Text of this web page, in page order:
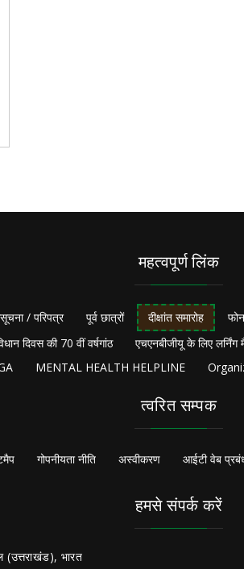
महत्वपूर्ण लिंक
/ परिपत्र पूर्व छात्रों दीक्षांत समारोह
दिवस की 70 वीं वर्षगांठ एचएनबीजीयू के लिए
MENTAL HEALTH HELPLINE
त्वरित सम्पक
गोपनीयता नीति अस्वीकरण आईटी वेब
हमसे संपर्क करें
(उत्तराखंड), भारत